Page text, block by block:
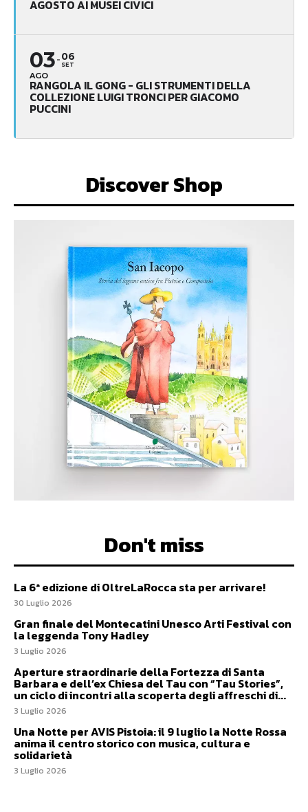
AGOSTO AI MUSEI CIVICI
03
AGO
06
SET
RANGOLA IL GONG - GLI STRUMENTI DELLA
COLLEZIONE LUIGI TRONCI PER GIACOMO
PUCCINI
Discover Shop
Don't miss
La 6ª edizione di OltreLaRocca sta per arrivare!
30 Luglio 2026
Gran finale del Montecatini Unesco Arti Festival con
la leggenda Tony Hadley
3 Luglio 2026
Aperture straordinarie della Fortezza di Santa
Barbara e dell’ex Chiesa del Tau con “Tau Stories”,
un ciclo di incontri alla scoperta degli affreschi di...
3 Luglio 2026
Una Notte per AVIS Pistoia: il 9 luglio la Notte Rossa
anima il centro storico con musica, cultura e
solidarietà
3 Luglio 2026